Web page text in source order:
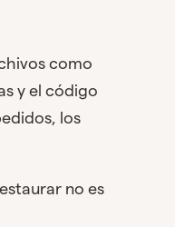
como
y el código
los
no es